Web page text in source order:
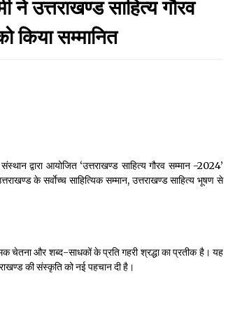
September 7, 2023
Thought Of The Day 10 May
साहित्य गौरव
किया सम्मानित
द्वारा आयोजित ‘उत्तराखण्ड साहित्य गौरव सम्मान -2024’
के सर्वाेच्च साहित्यिक सम्मान, उत्तराखण्ड साहित्य भूषण से
चेतना और शब्द-साधकों के प्रति गहरी श्रद्धा का प्रतीक है। यह
की संस्कृति को नई पहचान दी है।